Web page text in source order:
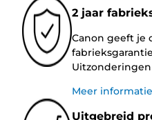
2 jaar
Canon geeft je
Meer
Uitgebreid